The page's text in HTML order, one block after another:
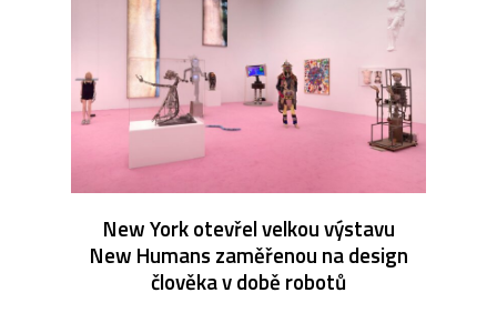
New York otevřel velkou výstavu
New Humans zaměřenou na design
člověka v době robotů